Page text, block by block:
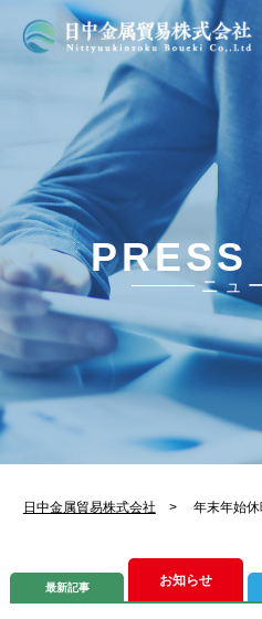
PRESS
ニュ
日中金属貿易株式会社 > 年末年始
最新記事 お知らせ